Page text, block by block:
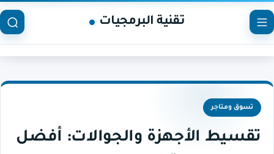
تقنية البرمجيات
تسوق ومتاجر
تقسيط الأجهزة والجوالات: أفضل